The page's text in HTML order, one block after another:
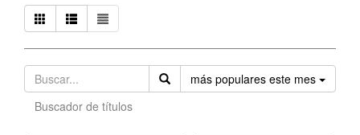
más populares este mes
Buscador de títulos